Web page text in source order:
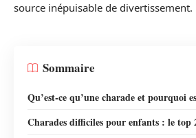
source inépuisable de divertissement.
Sommaire
Qu’est-ce qu’une charade et pourquoi
Charades difficiles pour enfants : le top